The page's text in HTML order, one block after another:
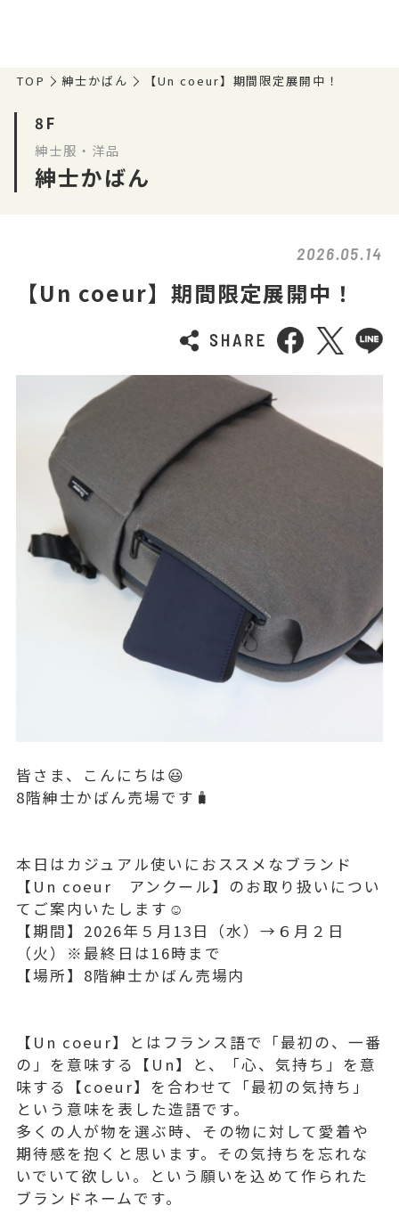
TOP 紳士かばん 【Un coeur】期間限定展開中！
8F
紳士服・洋品
紳士かばん
2026.05.14
【Un coeur】期間限定展開中！
皆さま、こんにちは😃
8階紳士かばん売場です🧳
本日はカジュアル使いにおススメなブランド
【Un coeur アンクール】のお取り扱いについ
てご案内いたします☺️
【期間】2026年５月13日（水）→６月２日
（火）※最終日は16時まで
【場所】8階紳士かばん売場内
【Un coeur】とはフランス語で「最初の、一番
の」を意味する【Un】と、「心、気持ち」を意
味する【coeur】を合わせて「最初の気持ち」
という意味を表した造語です。
多くの人が物を選ぶ時、その物に対して愛着や
期待感を抱くと思います。その気持ちを忘れな
いでいて欲しい。という願いを込めて作られた
ブランドネームです。